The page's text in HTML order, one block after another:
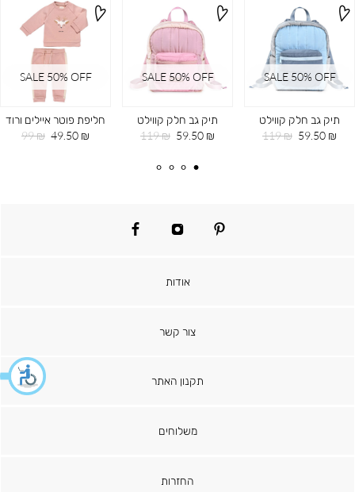
SALE 50% OFF
חליפת פוטר איילים ורוד
מחיר
49.50 ₪
מחיר
99 ₪
SALE 50% OFF
תיק גב חלק קווילט
מחיר
59.50 ₪
מחיר
119 ₪
SALE 50% OFF
תיק גב חלק קווילט
מחיר
59.50 ₪
מחיר
119 ₪
pinterest
instagram
facebook
אודות
צור קשר
תקנון האתר
משלוחים
החזרות